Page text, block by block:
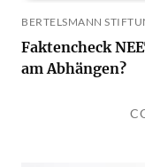
BERTELSMANN
Faktencheck
am Abhängen?